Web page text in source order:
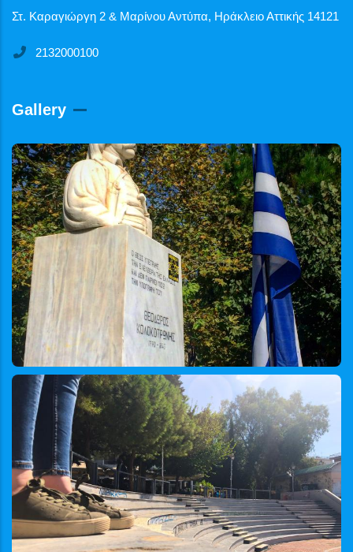
Στ. Καραγιώργη 2 & Μαρίνου Αντύπα, Ηράκλειο Αττικής 14121
2132000100
Gallery